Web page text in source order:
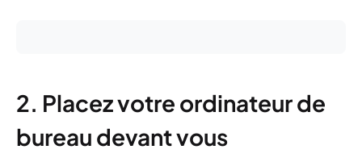
2. Placez votre ordinateur de
bureau devant vous